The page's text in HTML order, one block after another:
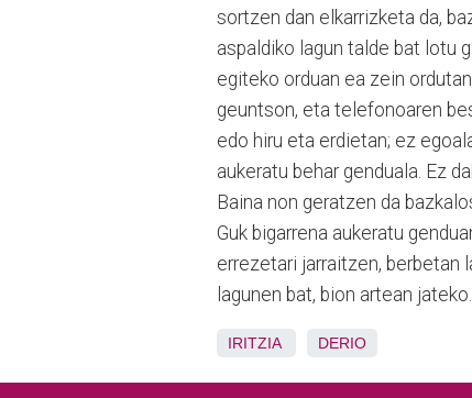
sortzen dan elkarrizketa da,
aspaldiko lagun talde bat lotu
egiteko orduan ea zein
geuntson, eta telefonoaren
edo hiru eta erdietan; ez
aukeratu behar genduala. Ez
Baina non geratzen da
Guk bigarrena aukeratu
errezetari jarraitzen, berbetan
lagunen bat, bion artean
IRITZIA DERIO